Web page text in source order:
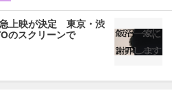
急上映が決定 東京・渋
のスクリーンで